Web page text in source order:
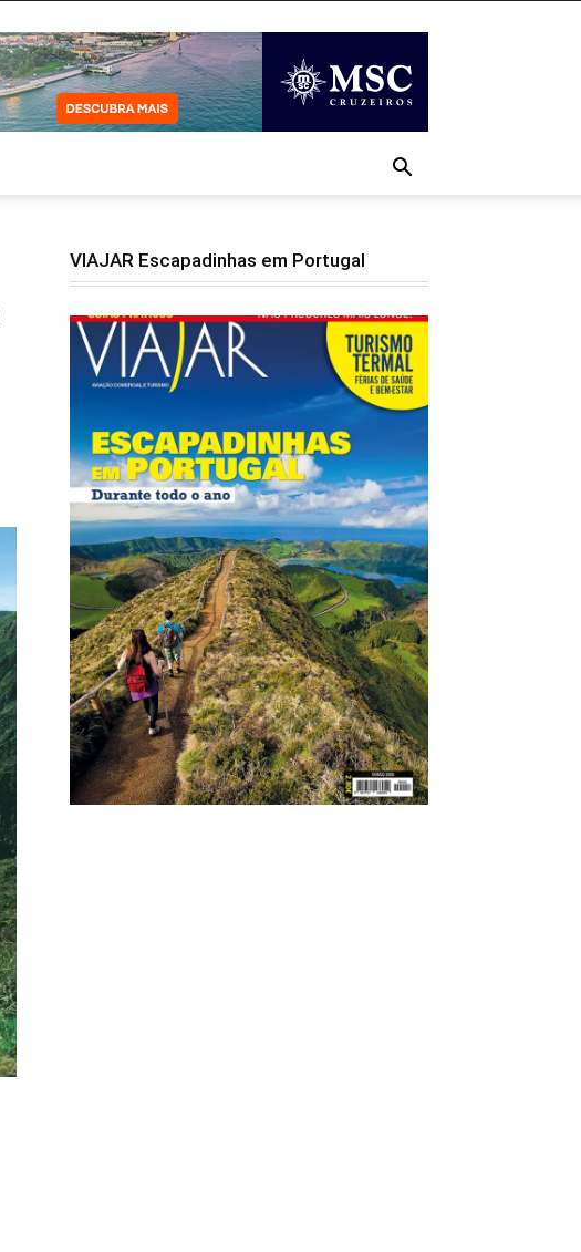
VIAJAR Escapadinhas em Portugal